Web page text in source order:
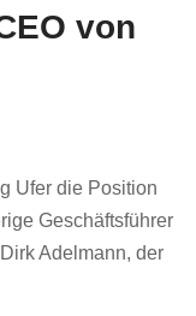
von
Ufer die Position
Geschäftsführer
Adelmann, der